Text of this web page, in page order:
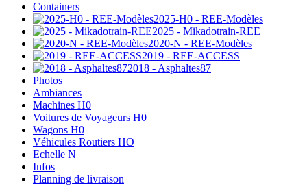
Containers
2025-H0 - REE-Modèles
2025 - Mikadotrain-REE
2020-N - REE-Modèles
2019 - REE-ACCESS
2018 - Asphaltes87
Photos
Ambiances
Machines H0
Voitures de Voyageurs H0
Wagons H0
Véhicules Routiers HO
Echelle N
Infos
Planning de livraison